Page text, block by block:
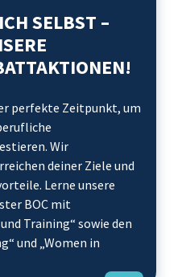
SELBST –
perfekte Zeitpunkt, um
Wir
deiner Ziele und
Lerne unsere
BOC mit
Training“ sowie den
und „Women in